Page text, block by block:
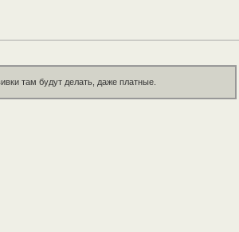
там будут делать, даже платные.